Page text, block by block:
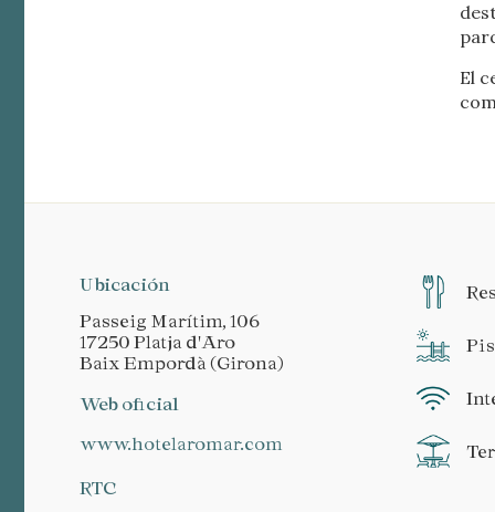
El
Ubicación
Passeig Marítim, 106
17250 Platja d'Aro
Baix Empordà (Girona)
Web oficial
www.hotelaromar.com
RTC